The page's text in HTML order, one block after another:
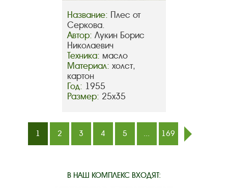
Название: Плес от
Серкова.
Автор: Лукин Борис
Николаевич
Техника: масло
Материал: холст,
картон
Год: 1955
Размер: 25х35
1 2 3 4 5 ...
169
В НАШ КОМПЛЕКС ВХОДЯТ: